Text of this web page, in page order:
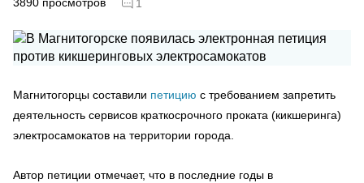
1
Магнитогорцы составили петицию с требованием запретить
деятельность сервисов краткосрочного проката (кикшеринга)
электросамокатов на территории города.
Автор петиции отмечает, что в последние годы в